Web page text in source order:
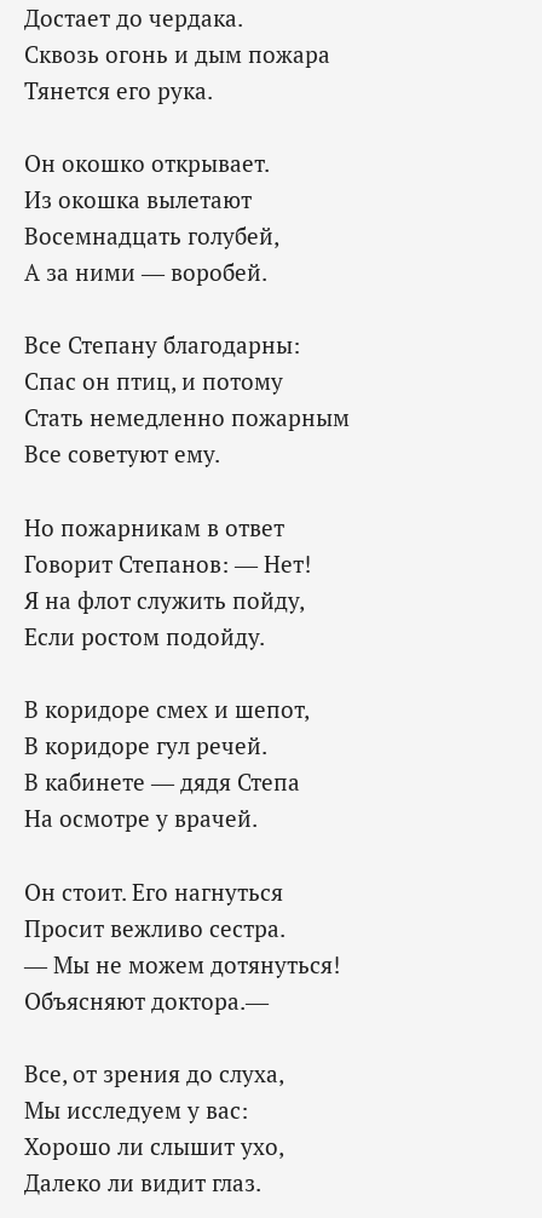
Достает до чердака.
Сквозь огонь и дым пожара
Тянется его рука.
Он окошко открывает.
Из окошка вылетают
Восемнадцать голубей,
А за ними — воробей.
Все Степану благодарны:
Спас он птиц, и потому
Стать немедленно пожарным
Все советуют ему.
Но пожарникам в ответ
Говорит Степанов: — Нет!
Я на флот служить пойду,
Если ростом подойду.
В коридоре смех и шепот,
В коридоре гул речей.
В кабинете — дядя Степа
На осмотре у врачей.
Он стоит. Его нагнуться
Просит вежливо сестра.
— Мы не можем дотянуться!
Объясняют доктора.—
Все, от зрения до слуха,
Мы исследуем у вас:
Хорошо ли слышит ухо,
Далеко ли видит глаз.